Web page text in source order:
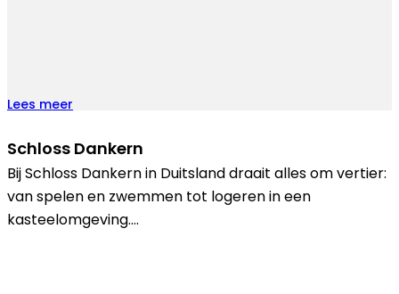
Lees meer
Schloss Dankern
Bij Schloss Dankern in Duitsland draait alles om vertier:
van spelen en zwemmen tot logeren in een
kasteelomgeving….